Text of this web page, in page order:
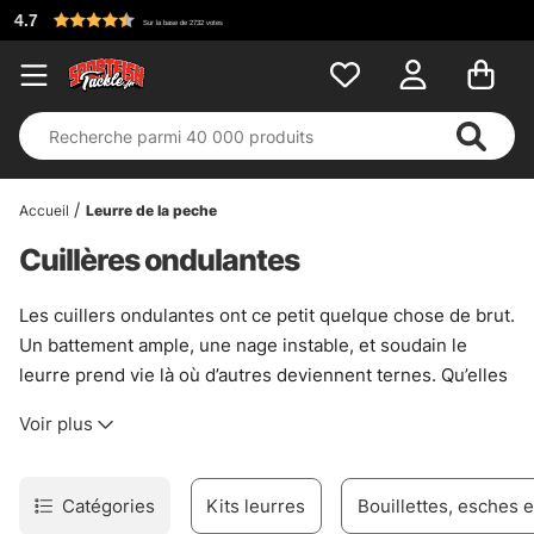
Accueil Leurre de la peche
Cuillères ondulantes
Les cuillers ondulantes ont ce petit quelque chose de brut.
Un battement ample, une nage instable, et soudain le
leurre prend vie là où d’autres deviennent ternes. Qu’elles
méritent presque toujours une place dans la boîte, car
poissons semblent boudeurs. Pas magique. Juste très
convaincant.
Voir plus
Catégories Kits leurres Bouillettes, esches